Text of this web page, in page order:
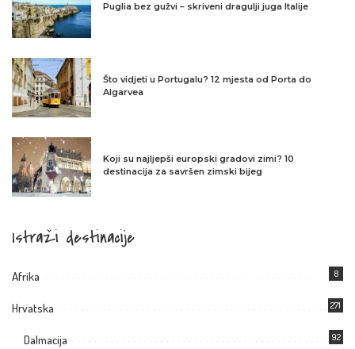
Puglia bez gužvi – skriveni dragulji juga Italije
Što vidjeti u Portugalu? 12 mjesta od Porta do
Algarvea
Koji su najljepši europski gradovi zimi? 10
destinacija za savršen zimski bijeg
Istraži destinacije
Afrika 8
Hrvatska 271
Dalmacija 92